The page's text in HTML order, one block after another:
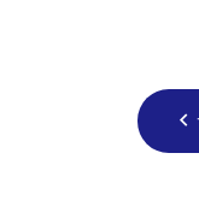
chevron_left